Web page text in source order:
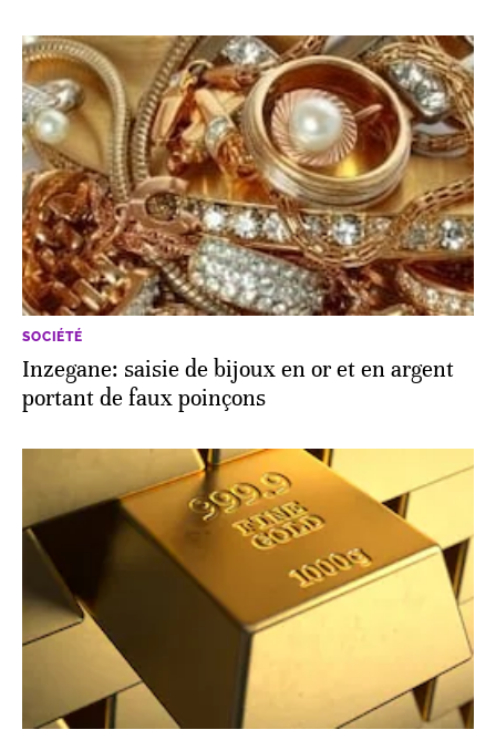
SOCIÉTÉ
Inzegane: saisie de bijoux en or et en argent
portant de faux poinçons